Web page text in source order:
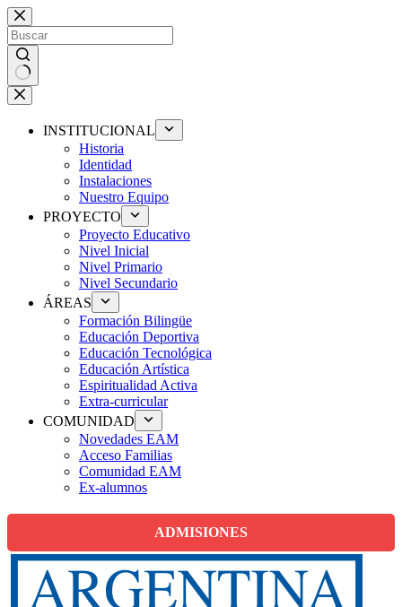
Saltar
al
contenido
Sin
resultados
INSTITUCIONAL
Historia
Identidad
Instalaciones
Nuestro Equipo
PROYECTO
Proyecto Educativo
Nivel Inicial
Nivel Primario
Nivel Secundario
ÁREAS
Formación Bilingüe
Educación Deportiva
Educación Tecnológica
Educación Artística
Espiritualidad Activa
Extra-curricular
COMUNIDAD
Novedades EAM
Acceso Familias
Comunidad EAM
Ex-alumnos
ADMISIONES